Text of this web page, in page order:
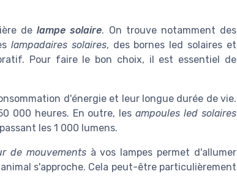
delampe solaire. On trouve notamment des
lampadaires solaires, des bornes led solaires et
Pour faire le bon choix, il est essentiel de
d'énergie et leur longue durée de vie.
000 heures. En outre, lesampoules led solaires
les 1 000 lumens.
de mouvementsà vos lampes permet d'allumer
s'approche. Cela peut-être particulièrement